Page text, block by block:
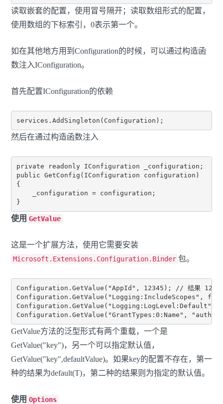
读取嵌套的配置，使用冒号隔开；读取数组形式的配置，
使用数组的下标索引，0表示第一个。
如在其他地方用到Configuration的时候，可以通过构造函
数注入IConfiguration。
首先配置IConfiguration的依赖
然后在通过构造函数注入
private readonly IConfiguration _configuration;
public GetConfig(IConfiguration configuration)
{
    _configuration = configuration;
使用 GetValue
这是一个扩展方法，使用它需要安装
Microsoft.Extensions.Configuration.Binder 包。
Configuration.GetValue("AppId", 12345); // 结果
Configuration.GetValue("Logging:IncludeScopes",
Configuration.GetValue("Logging:LogLevel:Default",
GetValue方法的泛型形式有两个重载，一个是
GetValue("key")，另一个可以指定默认值，
GetValue("key",defaultValue)。如果key的配置不存在，第一
种的结果为default(T)，第二种的结果则为指定的默认值。
使用 Options